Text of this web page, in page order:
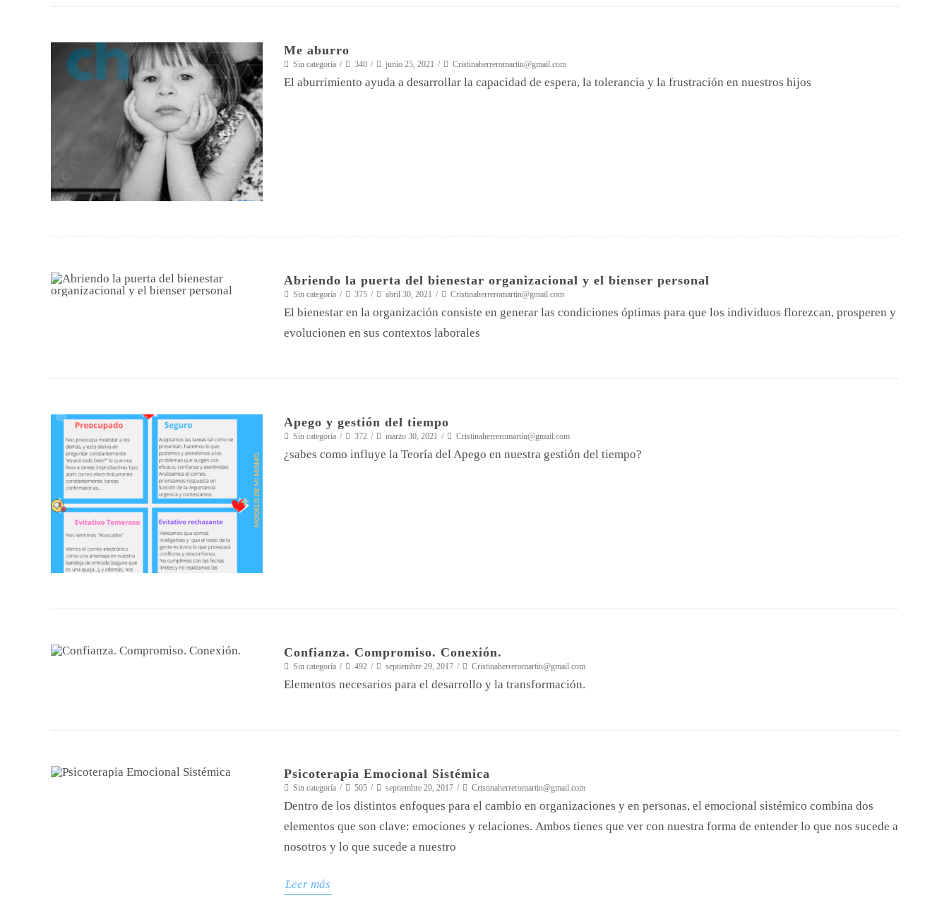
Me aburro
Sin categoría 340 junio 25, 2021 Cristinaherreromartin@gmail.com
El aburrimiento ayuda a desarrollar la capacidad de espera, la tolerancia y la frustración en nuestros hijos
Abriendo la puerta del bienestar organizacional y el bienser personal
Sin categoría 375 abril 30, 2021 Cristinaherreromartin@gmail.com
El bienestar en la organización consiste en generar las condiciones óptimas para que los individuos florezcan, prosperen y
evolucionen en sus contextos laborales
Apego y gestión del tiempo
Sin categoría 372 marzo 30, 2021 Cristinaherreromartin@gmail.com
¿sabes como influye la Teoría del Apego en nuestra gestión del tiempo?
Confianza. Compromiso. Conexión.
Sin categoría 492 septiembre 29, 2017 Cristinaherreromartin@gmail.com
Elementos necesarios para el desarrollo y la transformación.
Psicoterapia Emocional Sistémica
Sin categoría 505 septiembre 29, 2017 Cristinaherreromartin@gmail.com
Dentro de los distintos enfoques para el cambio en organizaciones y en personas, el emocional sistémico combina dos
elementos que son clave: emociones y relaciones. Ambos tienes que ver con nuestra forma de entender lo que nos sucede a
nosotros y lo que sucede a nuestro
Leer más